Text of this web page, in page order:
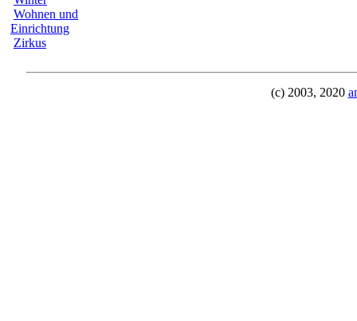
Wohnen und
Einrichtung
Zirkus
(c) 2003, 2020